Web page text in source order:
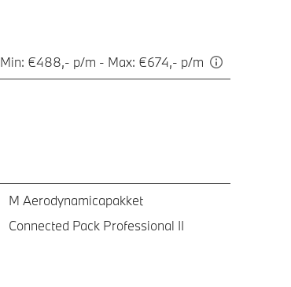
Min: €488,- p/m - Max: €674,- p/m
M Aerodynamicapakket
Connected Pack Professional II